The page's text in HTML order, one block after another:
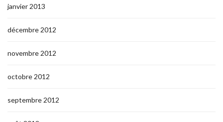
janvier 2013
décembre 2012
novembre 2012
octobre 2012
septembre 2012